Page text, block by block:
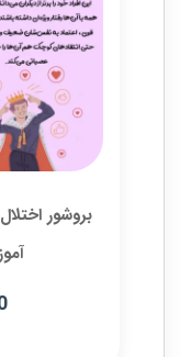
بروشور